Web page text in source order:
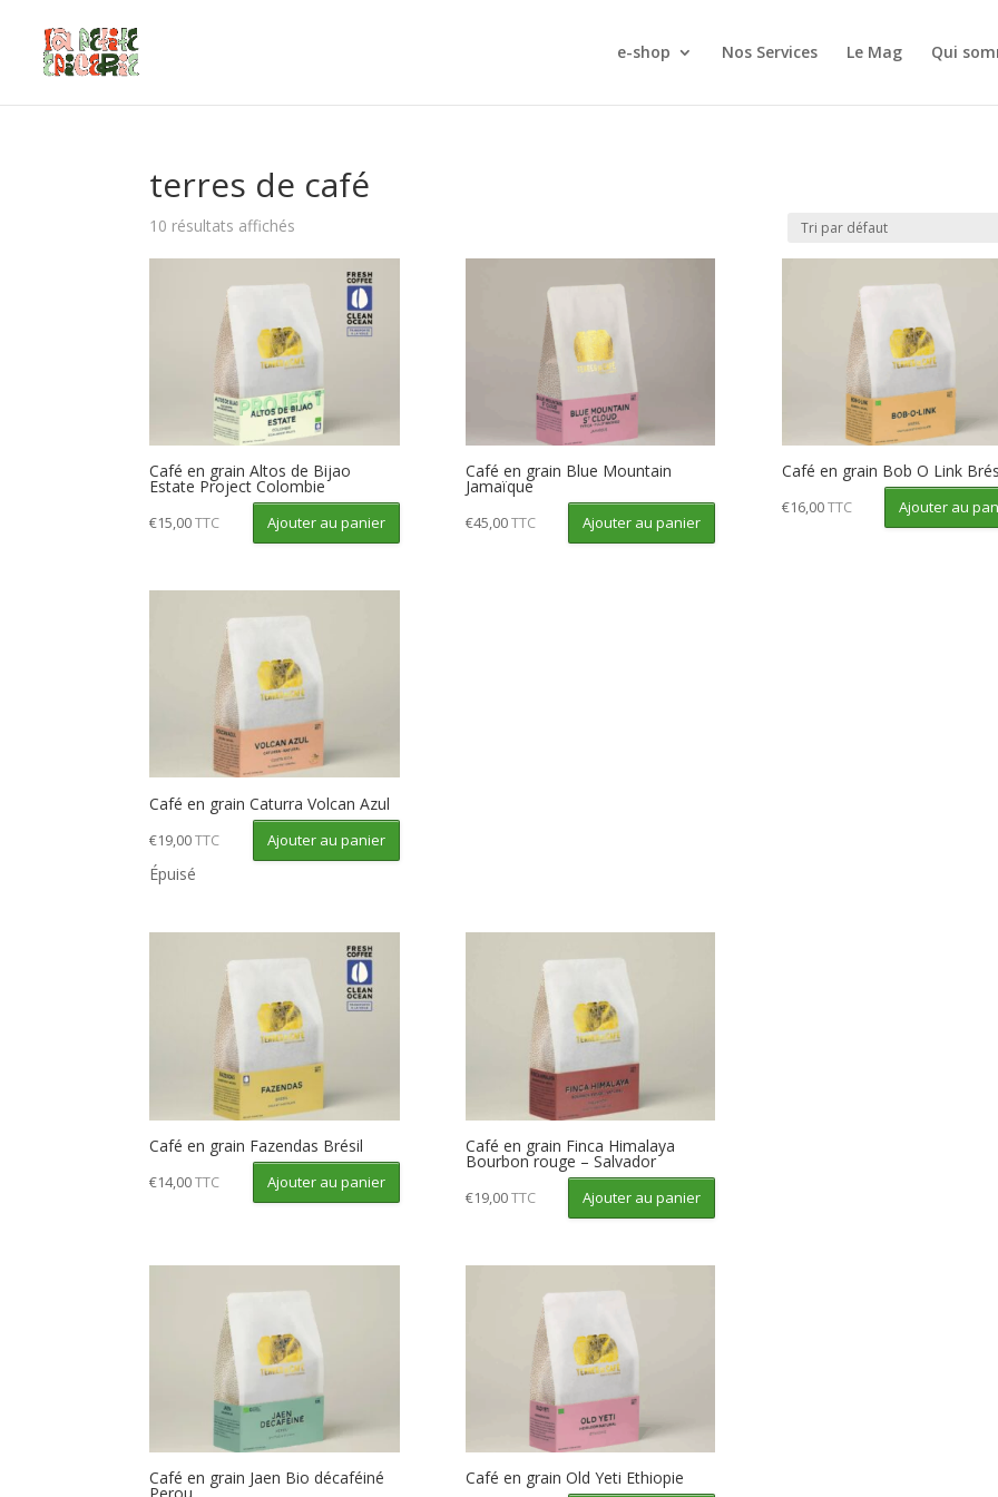
e-shop Nos Services Le Mag Qui
terres de café
10 résultats affichés
Café en grain Altos de Bijao
Estate Project Colombie
€15,00 TTC Ajouter au panier
Café en grain Blue Mountain
Jamaïque
€45,00TTC Ajouter au panier
Café en grain Bob O Link
€16,00 TTC Ajouter au
Café en grain Caturra Volcan Azul
€19,00 TTC Ajouter au panier
Épuisé
Café en grain Fazendas Brésil
€14,00 TTC Ajouter au panier
Café en grain Finca Himalaya
Bourbon rouge – Salvador
€19,00TTC Ajouter au panier
Café en grain Jaen Bio décaféiné Café en grain Old Yeti Ethiopie